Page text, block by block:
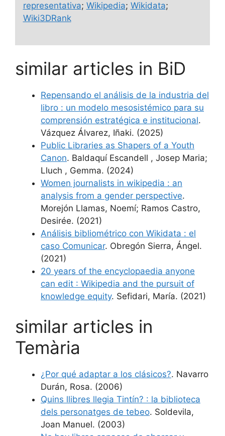
representativa; Wikipedia; Wikidata;
Wiki3DRank
similar articles in BiD
Repensando el análisis de la industria del
libro : un modelo mesosistémico para su
comprensión estratégica e institucional.
Vázquez Álvarez, Iñaki. (2025)
Public Libraries as Shapers of a Youth
Canon. Baldaquí Escandell , Josep Maria;
Lluch , Gemma. (2024)
Women journalists in wikipedia : an
analysis from a gender perspective.
Morejón Llamas, Noemí; Ramos Castro,
Desirée. (2021)
Análisis bibliométrico con Wikidata : el
caso Comunicar. Obregón Sierra, Ángel.
(2021)
20 years of the encyclopaedia anyone
can edit : Wikipedia and the pursuit of
knowledge equity. Sefidari, María. (2021)
similar articles in
Temària
¿Por qué adaptar a los clásicos?. Navarro
Durán, Rosa. (2006)
Quins llibres llegia Tintín? : la biblioteca
dels personatges de tebeo. Soldevila,
Joan Manuel. (2003)